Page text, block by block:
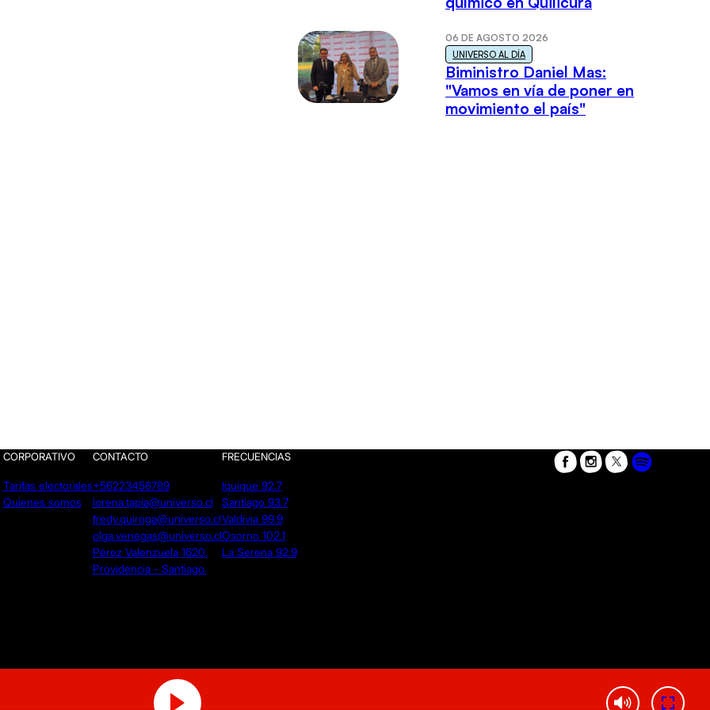
06 DE AGOSTO 2026
UNIVERSO AL DÍA
Biministro Daniel Mas:
"Vamos en vía de poner en
movimiento el país"
CORPORATIVO
Tarifas electorales
Quienes somos
CONTACTO
+56223456789
lorena.tapia@universo.cl
fredy.quiroga@universo.cl
olga.venegas@universo.cl
Pérez Valenzuela 1620.
Providencia - Santiago.
FRECUENCIAS
Iquique 92.7
Santiago 93.7
Valdivia 99.9
Osorno 102.1
La Serena 92.9